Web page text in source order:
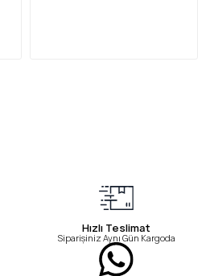
Hızlı Teslimat
Siparişiniz Aynı Gün Kargoda